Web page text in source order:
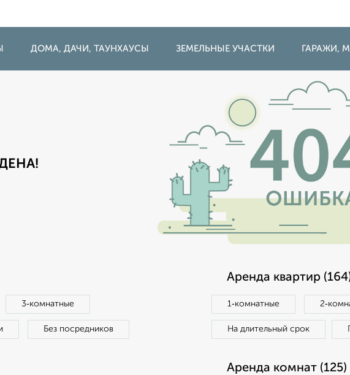
ДОМА, ДАЧИ, ТАУНХАУСЫ ЗЕМЕЛЬНЫЕ УЧАСТКИ ГАРАЖИ,
3‑комнатные
Без посредников
Аренда квартир
1‑комнатные
На длительный срок
Аренда комнат (125)